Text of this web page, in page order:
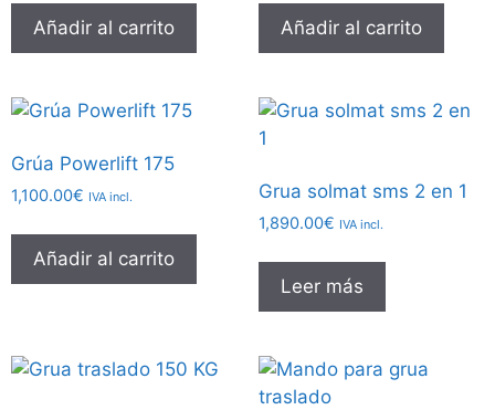
Añadir al carrito Añadir al carrito
Grúa Powerlift 175
1,100.00€ IVA incl.
Añadir al carrito
Grua solmat sms 2 en 1
1,890.00€ IVA incl.
Leer más